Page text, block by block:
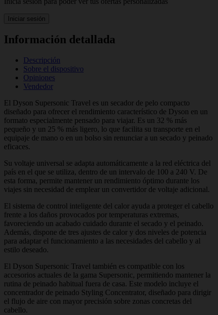
Iniciar sesión
Información detallada
Descripción
Sobre el dispositivo
Opiniones
Vendedor
El Dyson Supersonic Travel es un secador de pelo compacto
diseñado para ofrecer el rendimiento característico de Dyson en un
formato especialmente pensado para viajar. Es un 32 % más
pequeño y un 25 % más ligero, lo que facilita su transporte en el
equipaje de mano o en un bolso sin renunciar a un secado y peinado
eficaces.
Su voltaje universal se adapta automáticamente a la red eléctrica del
país en el que se utiliza, dentro de un intervalo de 100 a 240 V. De
esta forma, permite mantener un rendimiento óptimo durante los
viajes sin necesidad de emplear un convertidor de voltaje adicional.
El sistema de control inteligente del calor ayuda a proteger el cabello
frente a los daños provocados por temperaturas extremas,
favoreciendo un acabado cuidado durante el secado y el peinado.
Además, dispone de tres ajustes de calor y dos niveles de potencia
para adaptar el funcionamiento a las necesidades del cabello y al
estilo deseado.
El Dyson Supersonic Travel también es compatible con los
accesorios actuales de la gama Supersonic, permitiendo mantener la
rutina de peinado habitual fuera de casa. Este modelo incluye el
concentrador de peinado Styling Concentrator, diseñado para dirigir
el flujo de aire con mayor precisión sobre zonas concretas del
cabello.